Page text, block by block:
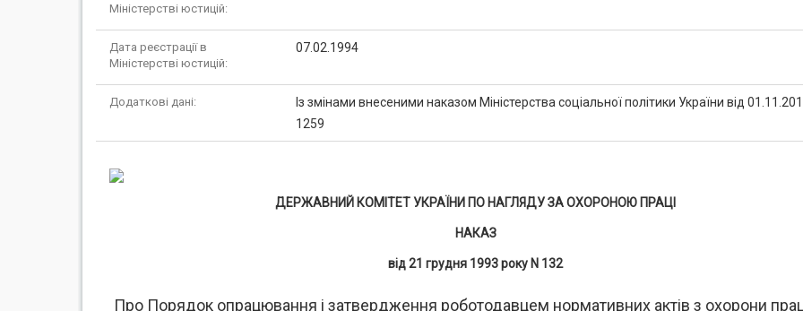
Міністерстві юстицій:
Дата реєстрації в
Міністерстві юстицій:
07.02.1994
Додаткові дані:
Із змінами внесеними наказом Міністерства соціальної політики України від
1259
ДЕРЖАВНИЙ КОМІТЕТ УКРАЇНИ ПО НАГЛЯДУ ЗА ОХОРОНОЮ ПРАЦІ
НАКАЗ
від 21 грудня 1993 року N 132
Про Порядок опрацювання і затвердження роботодавцем нормативних актів з охорони